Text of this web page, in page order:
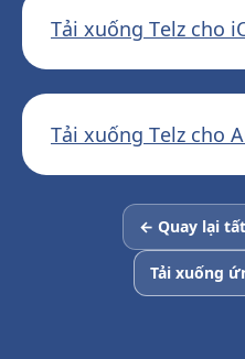
Tải xuống Telz cho
Tải xuống Telz cho
← Quay lại
Tải xuống